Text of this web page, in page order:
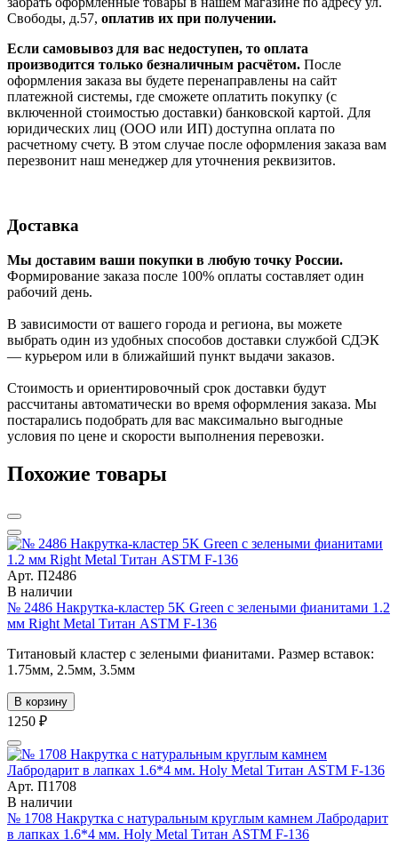
Свободы, д.57, оплатив их при получении.
Если самовывоз для вас недоступен, то оплата
производится только безналичным расчётом. После
оформления заказа вы будете перенаправлены на сайт
платежной системы, где сможете оплатить покупку (с
включенной стоимостью доставки) банковской картой. Для
юридических лиц (ООО или ИП) доступна оплата по
расчетному счету. В этом случае после оформления заказа вам
перезвонит наш менеджер для уточнения реквизитов.
Доставка
Мы доставим ваши покупки в любую точку России.
Формирование заказа после 100% оплаты составляет один
рабочий день.
В зависимости от вашего города и региона, вы можете
выбрать один из удобных способов доставки службой СДЭК
— курьером или в ближайший пункт выдачи заказов.
Стоимость и ориентировочный срок доставки будут
рассчитаны автоматически во время оформления заказа. Мы
постарались подобрать для вас максимально выгодные
условия по цене и скорости выполнения перевозки.
Похожие товары
Арт. П2486
В наличии
№ 2486 Накрутка-кластер 5K Green с зелеными фианитами 1.2
мм Right Metal Титан ASTM F-136
Титановый кластер с зелеными фианитами. Размер вставок:
1.75мм, 2.5мм, 3.5мм
В корзину
1250 ₽
Арт. П1708
В наличии
№ 1708 Накрутка c натуральным круглым камнем Лабродарит
в лапках 1.6*4 мм. Holy Metal Титан ASTM F-136